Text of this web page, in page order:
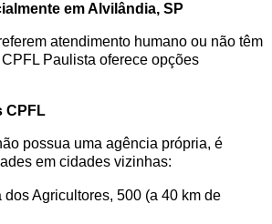
em Alvilândia, SP
atendimento humano ou não têm
Paulista oferece opções
CPFL
possua uma agência própria, é
em cidades vizinhas:
dos Agricultores, 500 (a 40 km de